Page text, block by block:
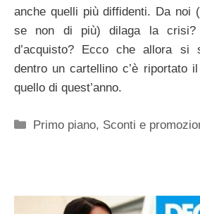
anche quelli più diffidenti. Da noi
se non di più) dilaga la crisi?
d’acquisto? Ecco che allora si
dentro un cartellino c’è riportato
quello di quest’anno.
Categorie
Primo piano, Sconti e